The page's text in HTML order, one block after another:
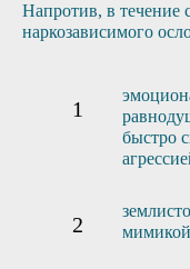
Напротив, в течение
наркозависимого
быстро